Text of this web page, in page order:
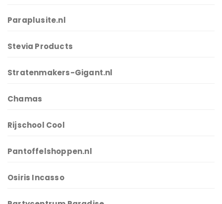
Paraplusite.nl
Stevia Products
Stratenmakers-Gigant.nl
Chamas
Rijschool Cool
Pantoffelshoppen.nl
Osiris Incasso